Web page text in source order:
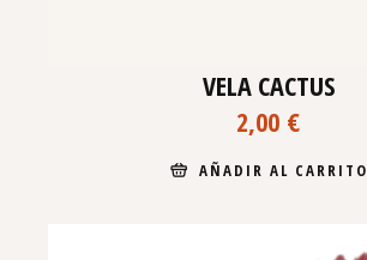
VELA CACTUS
2,00 €
AÑADIR AL CARRITO